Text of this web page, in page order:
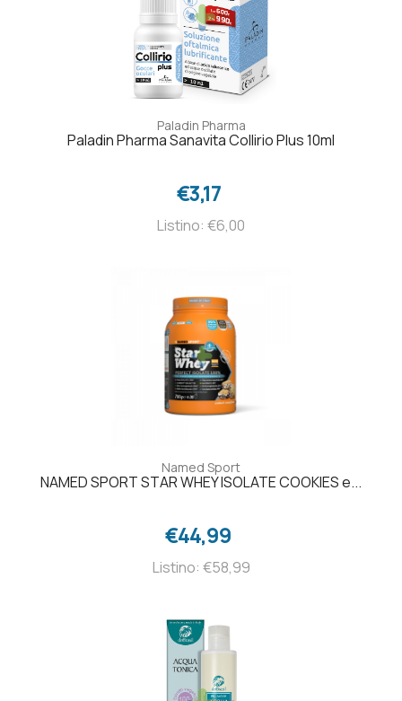
Paladin Pharma
Paladin Pharma Sanavita Collirio Plus 10ml
€3,17
Listino: €6,00
Named Sport
NAMED SPORT STAR WHEY ISOLATE COOKIES e...
€44,99
Listino: €58,99